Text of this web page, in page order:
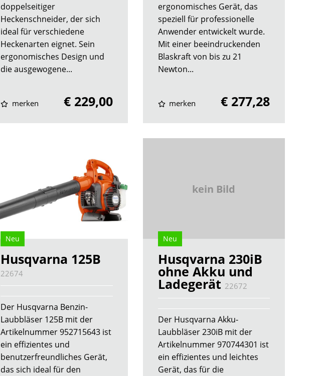
doppelseitiger
Heckenschneider, der sich
ideal für verschiedene
Heckenarten eignet. Sein
ergonomisches Design und
die ausgewogene...
merken € 229,00
ergonomisches Gerät, das
speziell für professionelle
Anwender entwickelt wurde.
Mit einer beeindruckenden
Blaskraft von bis zu 21
Newton...
merken € 277,28
Neu
Husqvarna 125B
22674
Der Husqvarna Benzin-
Laubbläser 125B mit der
Artikelnummer 952715643 ist
ein effizientes und
benutzerfreundliches Gerät,
das sich ideal für den
kein Bild
Neu
Husqvarna 230iB
ohne Akku und
Ladegerät 22672
Der Husqvarna Akku-
Laubbläser 230iB mit der
Artikelnummer 970744301 ist
ein effizientes und leichtes
Gerät, das für die